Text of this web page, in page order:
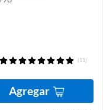
(11)
Agregar